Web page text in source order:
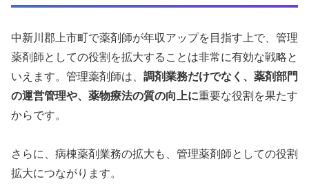
中新川郡上市町で薬剤師が年収アップを目指す上で、管理
薬剤師としての役割を拡大することは非常に有効な戦略と
いえます。管理薬剤師は、 調剤業務だけでなく、薬剤部門
の運営管理や、薬物療法の質の向上に重要な役割を果たす
からです。
さらに、病棟薬剤業務の拡大も、管理薬剤師としての役割
拡大につながります。